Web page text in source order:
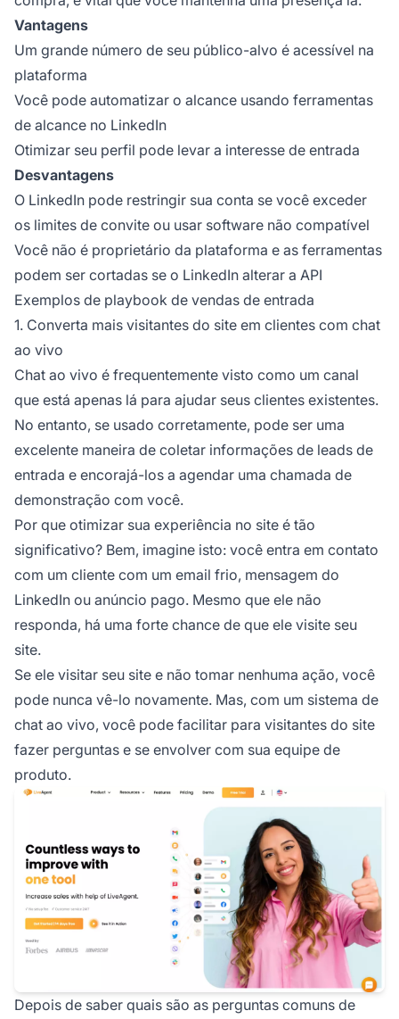
Vantagens
Um grande número de seu público-alvo é acessível na
plataforma
Você pode automatizar o alcance usando ferramentas
de alcance no LinkedIn
Otimizar seu perfil pode levar a interesse de entrada
Desvantagens
O LinkedIn pode restringir sua conta se você exceder
os limites de convite ou usar software não compatível
Você não é proprietário da plataforma e as ferramentas
podem ser cortadas se o LinkedIn alterar a API
Exemplos de playbook de vendas de entrada
1. Converta mais visitantes do site em clientes com chat
ao vivo
Chat ao vivo é frequentemente visto como um canal
que está apenas lá para ajudar seus clientes existentes.
No entanto, se usado corretamente, pode ser uma
excelente maneira de coletar informações de leads de
entrada e encorajá-los a agendar uma chamada de
demonstração com você.
Por que otimizar sua experiência no site é tão
significativo? Bem, imagine isto: você entra em contato
com um cliente com um email frio, mensagem do
LinkedIn ou anúncio pago. Mesmo que ele não
responda, há uma forte chance de que ele visite seu
site.
Se ele visitar seu site e não tomar nenhuma ação, você
pode nunca vê-lo novamente. Mas, com um sistema de
chat ao vivo, você pode facilitar para visitantes do site
fazer perguntas e se envolver com sua equipe de
produto.
Depois de saber quais são as perguntas comuns de